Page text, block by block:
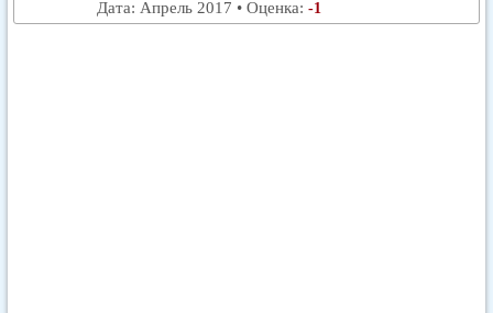
Дата: Апрель 2017 • Оценка: -1